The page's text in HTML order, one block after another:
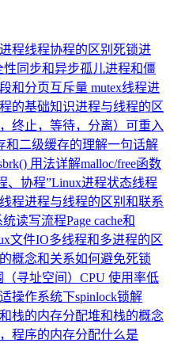
进程线程协程的区别 死锁进
性 同步和异步孤儿进程和僵
和分页互斥量 mutex线程进
的基础知识进程与线程的区
终止，等待，分离） 可重入
和二级缓存的理解一句话解
用法详解malloc/free函数
、协程”Linux进程状态线程
程进程与线程的区别和联系
读写流程Page cache和
文件IO多线程和多进程的区
概念和关系如何避免死锁
寻址空间） CPU 使用率低
操作系统下spinlock锁解
栈的内存分配堆和栈的概念
程序的内存分配什么是